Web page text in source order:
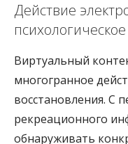
Действие
Виртуальный
многогранное
восстановления. С
рекреационного
обнаруживать